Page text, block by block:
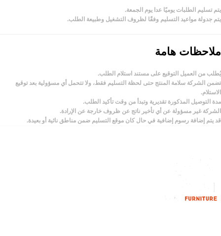
يتم تسليم الطلبات يوميًا عدا يوم الجمعة.
يتم جدولة مواعيد التسليم وفقًا لظروف التشغيل وطبيعة الطلب.
ملاحظات هامة
يُطلب من العميل التوقيع على مستند استلام الطلب.
تضمن الشركة سلامة المنتج حتى لحظة التسليم فقط، ولا تتحمل أي مسؤولية بعد توقيع
الاستلام.
مدة التوصيل المذكورة تقديرية وتبدأ من وقت تأكيد الطلب.
الشركة غير مسؤولة عن أي تأخير ناتج عن ظروف خارجة عن الإرادة.
قد يتم إضافة رسوم إضافية في حال كان موقع التسليم ضمن مناطق نائية أو بعيدة.